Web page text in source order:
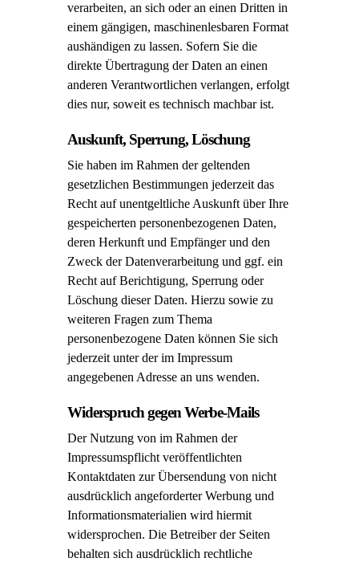
verarbeiten, an sich oder an einen Dritten in
einem gängigen, maschinenlesbaren Format
aushändigen zu lassen. Sofern Sie die
direkte Übertragung der Daten an einen
anderen Verantwortlichen verlangen, erfolgt
dies nur, soweit es technisch machbar ist.
Auskunft, Sperrung, Löschung
Sie haben im Rahmen der geltenden
gesetzlichen Bestimmungen jederzeit das
Recht auf unentgeltliche Auskunft über Ihre
gespeicherten personenbezogenen Daten,
deren Herkunft und Empfänger und den
Zweck der Datenverarbeitung und ggf. ein
Recht auf Berichtigung, Sperrung oder
Löschung dieser Daten. Hierzu sowie zu
weiteren Fragen zum Thema
personenbezogene Daten können Sie sich
jederzeit unter der im Impressum
angegebenen Adresse an uns wenden.
Widerspruch gegen Werbe-Mails
Der Nutzung von im Rahmen der
Impressumspflicht veröffentlichten
Kontaktdaten zur Übersendung von nicht
ausdrücklich angeforderter Werbung und
Informationsmaterialien wird hiermit
widersprochen. Die Betreiber der Seiten
behalten sich ausdrücklich rechtliche